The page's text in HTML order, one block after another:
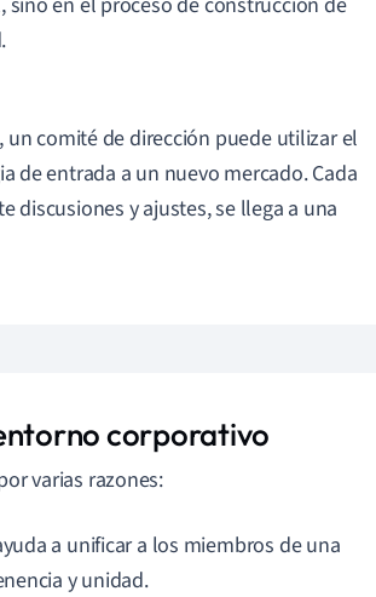
comité de dirección puede utilizar el
de entrada a un nuevo mercado. Cada
discusiones y ajustes, se llega a una
corporativo
varias razones:
a unificar a los miembros de una
y unidad.